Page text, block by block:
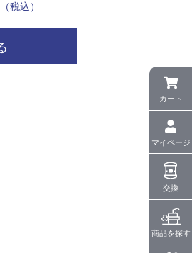
カート
マイページ
交換
商品を探す